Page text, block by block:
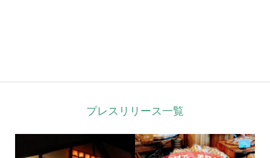
プレスリリース一覧